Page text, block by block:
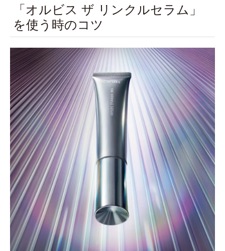
「オルビス ザ リンクルセラム」
を使う時のコツ